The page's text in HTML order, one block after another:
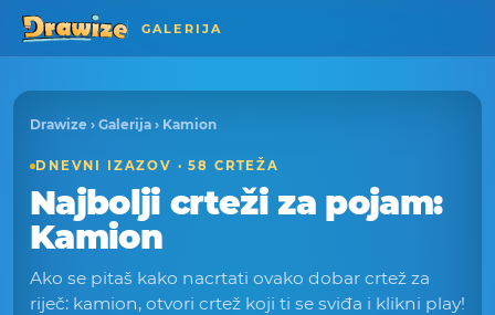
GALERIJA
Drawize › Galerija › Kamion
DNEVNI IZAZOV · 58 CRTEŽA
Najbolji crteži za pojam:
Kamion
Ako se pitaš kako nacrtati ovako dobar crtež za
riječ: kamion, otvori crtež koji ti se sviđa i klikni play!